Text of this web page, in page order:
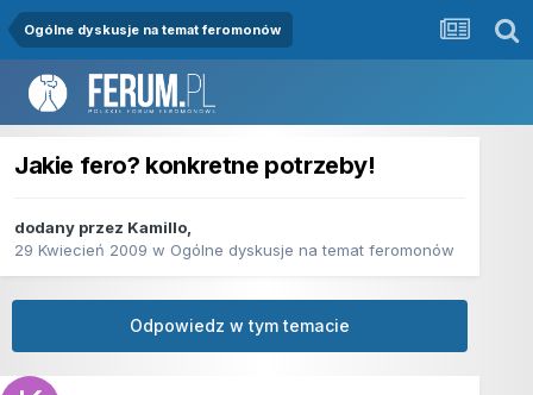
Ogólne dyskusje na temat feromonów
Jakie fero? konkretne potrzeby!
dodany przez Kamillo,
29 Kwiecień 2009 w Ogólne dyskusje na temat feromonów
Odpowiedz w tym temacie